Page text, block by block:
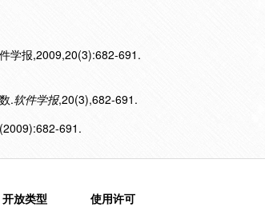
学报,2009,20(3):682-691.
.软件学报,20(3),682-691.
691.
开放类型
使用许可